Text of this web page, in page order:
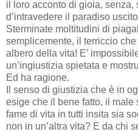
il loro acconto di gioia, senza,
d’intravedere il paradiso
Sterminate moltitudini di
semplicemente, il terriccio
albero della vita! E’
un’ingiustizia spietata e
Ed ha ragione.
Il senso di giustizia che è in
esige che il bene fatto, il male
fame di vita in tutti insita sia
non in un’altra vita? E da chi